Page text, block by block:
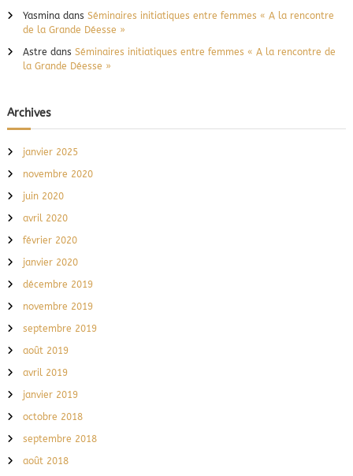
Yasminadans Séminaires initiatiques entre femmes « A la rencontre
de la Grande Déesse »
Astre dans Séminaires initiatiques entre femmes « A la rencontre de
la Grande Déesse »
Archives
janvier 2025
novembre 2020
juin 2020
avril 2020
février 2020
janvier 2020
décembre 2019
novembre 2019
septembre 2019
août 2019
avril 2019
janvier 2019
octobre 2018
septembre 2018
août 2018